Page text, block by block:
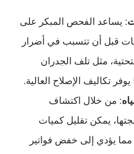
: يساعد الفحص المبكر على
قبل أن تتسبب في أضرار
مثل تلف الجدران
تكاليف الإصلاح العالية.
: من خلال اكتشاف
يمكن تقليل كميات
مما يؤدي إلى خفض فواتير